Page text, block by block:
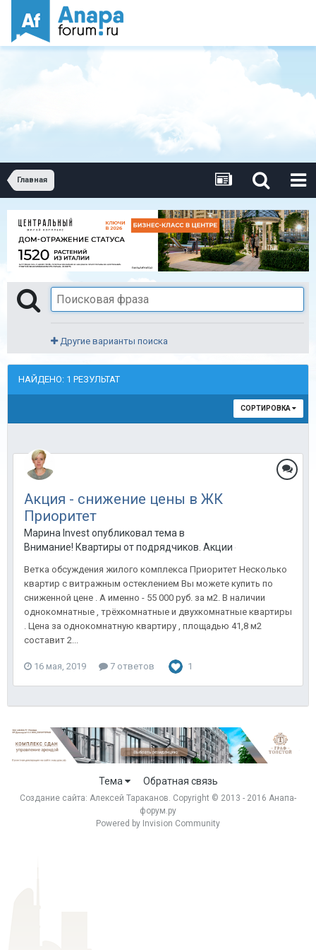
Главная
Другие варианты поиска
НАЙДЕНО: 1 РЕЗУЛЬТАТ
СОРТИРОВКА
Акция - снижение цены в ЖК
Приоритет
Марина Invest опубликовал тема в
Внимание! Квартиры от подрядчиков. Акции от
Ветка обсуждения жилого комплекса Приоритет Несколько
квартир с витражным остеклением Вы можете купить по
сниженной цене . А именно - 55 000 руб. за м2. В наличии
однокомнатные , трёхкомнатные и двухкомнатные квартиры
. Цена за однокомнатную квартиру , площадью 41,8 м2
составит 2...
16 мая, 2019 7 ответов 1
Тема Обратная связь
Создание сайта: Алексей Тараканов . Copyright © 2013 - 2016 Анапа-
форум.ру
Powered by Invision Community